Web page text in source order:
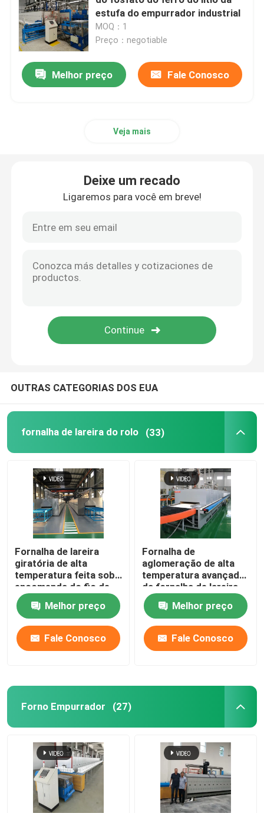
fornalha da correia da malha
Fornalha em forma de caixa
estufa de túnel
fornalha do trole
estufa da lareira do rolo
Mobília da estufa
estufa cerâmica
fornalha de aglomeração
Fornalha material do ânodo e do cátodo
Fornos de secagem
Forno de tratamento térmico
estufa do empurrador industrial
MOQ：1
Preço：negotiable
Melhor preço Fale Conosco
Veja mais
Deixe um recado
Ligaremos para você em breve!
OUTRAS CATEGORIAS DOS EUA
fornalha de lareira do rolo (33)
Fornalha de lareira
giratória de alta
temperatura feita sob
encomenda do fio de
resistência para os
materiais da bateria de
lítio que aglomeram
Melhor preço
Fale Conosco
Fornalha de
aglomeração de alta
temperatura avançada
da fornalha de lareira
do rolo dos materiais
cerâmicosMelhor preço
Fale Conosco
Forno Empurrador (27)